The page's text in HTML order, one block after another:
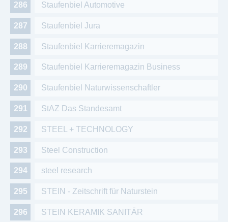
Staufenbiel Automotive
Staufenbiel Jura
Staufenbiel Karrieremagazin
Staufenbiel Karrieremagazin Business
Staufenbiel Naturwissenschaftler
StAZ Das Standesamt
STEEL + TECHNOLOGY
Steel Construction
steel research
STEIN - Zeitschrift für Naturstein
STEIN KERAMIK SANITÄR